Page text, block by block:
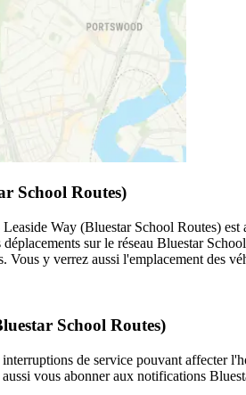
School Routes)
Way (Bluestar School Routes)
sur le réseau Bluestar
Vous y verrez aussi l'emplacement des
School Routes)
de service pouvant affecter
vous abonner aux notifications